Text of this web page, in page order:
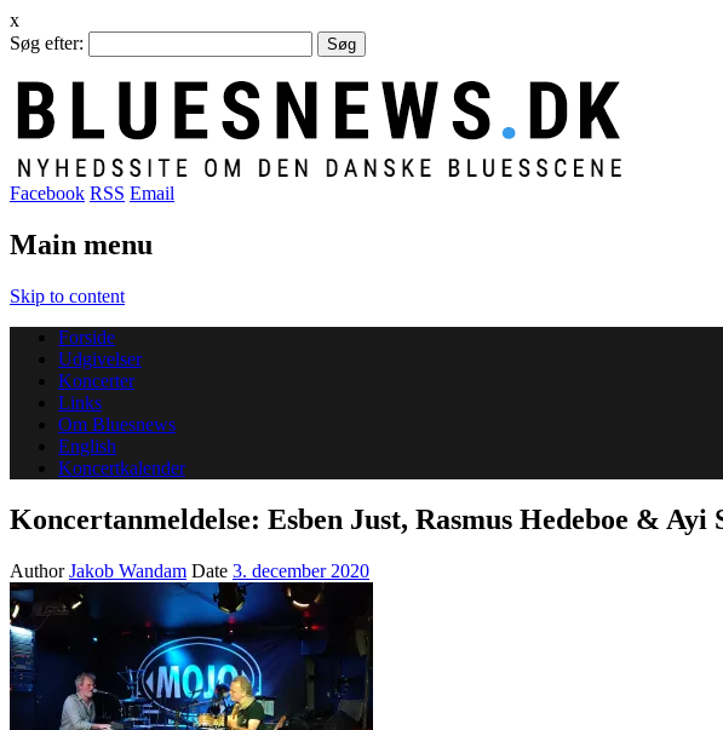
x
Søg efter:
Facebook RSS Email
Main menu
Skip to content
Forside
Udgivelser
Koncerter
Links
Om Bluesnews
English
Koncertkalender
Koncertanmeldelse: Esben Just, Rasmus Hedeboe &
AuthorJakob Wandam Date 3. december 2020